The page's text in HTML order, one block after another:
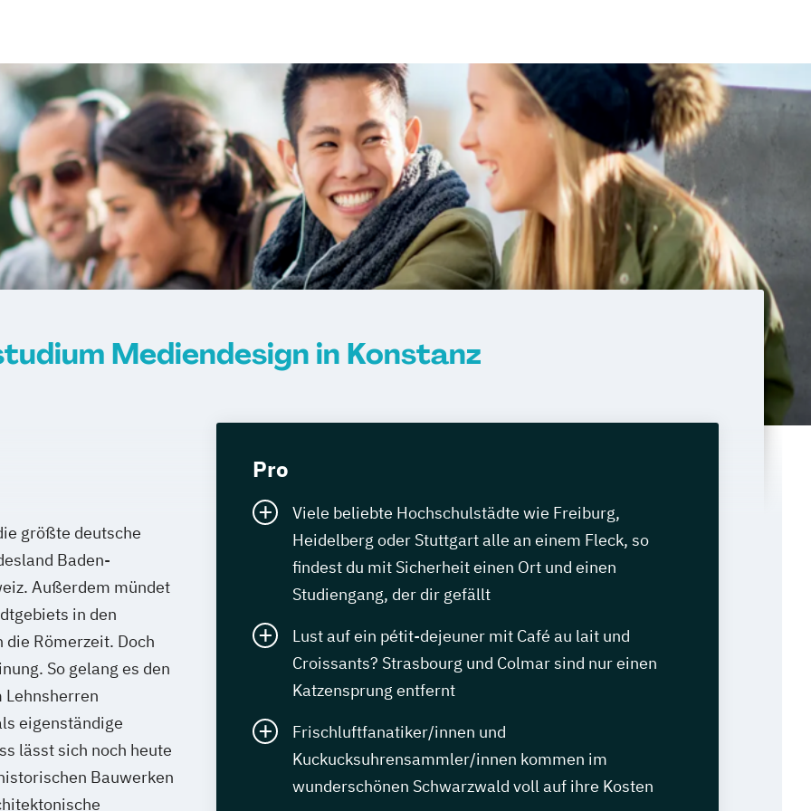
Mediendesign in Konstanz
größte deutsche
Baden-
Außerdem mündet
in den
Römerzeit. Doch
So gelang es den
eigenständige
lässt sich noch heute
Bauwerken
Pro
Viele beliebte Hochschulstädte wie Freiburg,
Heidelberg oder Stuttgart alle an einem Fleck, so
findest du mit Sicherheit einen Ort und einen
Studiengang, der dir gefällt
Lust auf ein pétit-dejeuner mit Café au lait und
Croissants? Strasbourg und Colmar sind nur einen
Katzensprung entfernt
Frischluftfanatiker/innen und
Kuckucksuhrensammler/innen kommen im
wunderschönen Schwarzwald voll auf ihre Kosten